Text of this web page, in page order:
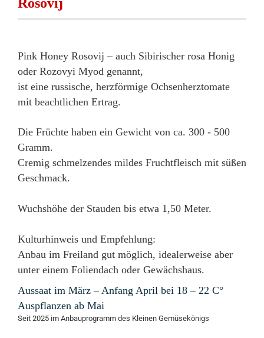
Pink Honey Rosovij – auch Sibirischer rosa Honig
oder Rozovyi Myod genannt,
ist eine russische, herzförmige Ochsenherztomate
mit beachtlichen Ertrag.
Die Früchte haben ein Gewicht von ca. 300 - 500
Gramm.
Cremig schmelzendes mildes Fruchtfleisch mit süßen
Geschmack.
Wuchshöhe der Stauden bis etwa 1,50 Meter.
Kulturhinweis und Empfehlung:
Anbau im Freiland gut möglich, idealerweise aber
unter einem Foliendach oder Gewächshaus.
Aussaat im März – Anfang April bei 18 – 22 C°
Auspflanzen ab Mai
Seit 2025 im Anbauprogramm des Kleinen Gemüsekönigs